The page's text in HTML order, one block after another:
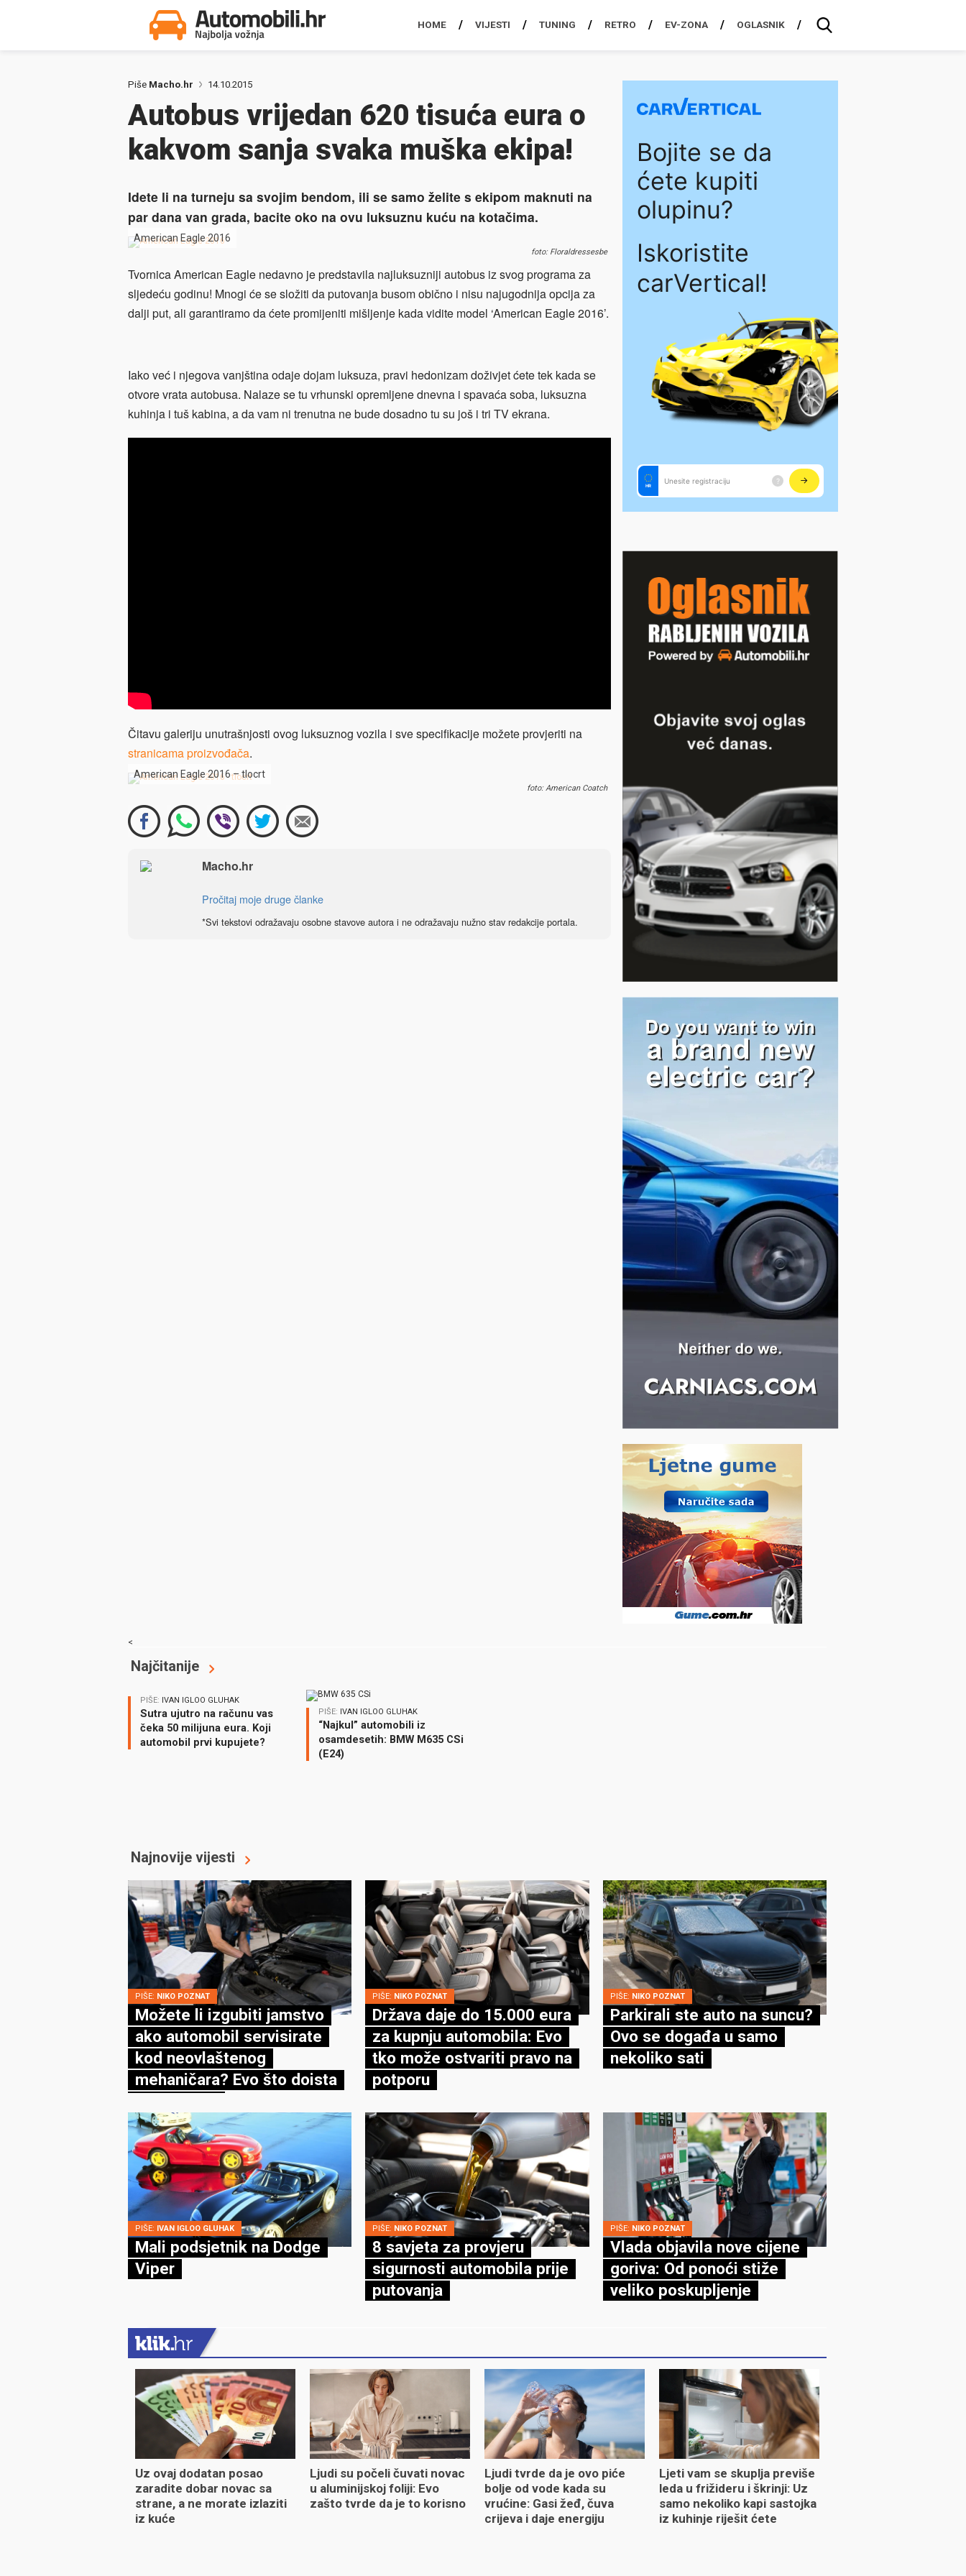
HOME VIJESTI TUNING RETRO EV-ZONA OGLASNIK
Piše Macho.hr 14.10.2015
Autobus vrijedan 620 tisuća eura o
kakvom sanja svaka muška ekipa!
Idete li na turneju sa svojim bendom, ili se samo želite s ekipom maknuti na
par dana van grada, bacite oko na ovu luksuznu kuću na kotačima.
American Eagle 2016
foto: Floraldressesbe
Tvornica American Eagle nedavno je predstavila najluksuzniji autobus iz svog programa za
sljedeću godinu! Mnogi će se složiti da putovanja busom obično i nisu najugodnija opcija za
dalji put, ali garantiramo da ćete promijeniti mišljenje kada vidite model ‘American Eagle 2016’.
Iako već i njegova vanjština odaje dojam luksuza, pravi hedonizam doživjet ćete tek kada se
otvore vrata autobusa. Nalaze se tu vrhunski opremljene dnevna i spavaća soba, luksuzna
kuhinja i tuš kabina, a da vam ni trenutna ne bude dosadno tu su još i tri TV ekrana.
Čitavu galeriju unutrašnjosti ovog luksuznog vozila i sve specifikacije možete provjeriti na
stranicama proizvođača.
American Eagle 2016 – tlocrt
foto: American Coatch
Macho.hr
Pročitaj moje druge članke
*Svi tekstovi odražavaju osobne stavove autora i ne odražavaju nužno stav redakcije portala.
<
Najčitanije
PIŠE: IVAN IGLOO GLUHAK
Sutra ujutro na računu vas
čeka 50 milijuna eura. Koji
automobil prvi kupujete?
PIŠE: IVAN IGLOO GLUHAK
“Najkul” automobili iz
osamdesetih: BMW M635 CSi
(E24)
Najnovije vijesti
PIŠE: NIKO POZNAT
Možete li izgubiti jamstvo
ako automobil servisirate
kod neovlaštenog
mehaničara? Evo što doista
PIŠE: NIKO POZNAT
Država daje do 15.000 eura
za kupnju automobila: Evo
tko može ostvariti pravo na
potporu
PIŠE: NIKO POZNAT
Parkirali ste auto na suncu?
Ovo se događa u samo
nekoliko sati
PIŠE: IVAN IGLOO GLUHAK
Mali podsjetnik na Dodge
Viper
PIŠE: NIKO POZNAT
8 savjeta za provjeru
sigurnosti automobila prije
putovanja
PIŠE: NIKO POZNAT
Vlada objavila nove cijene
goriva: Od ponoći stiže
veliko poskupljenje
Uz ovaj dodatan posao
zaradite dobar novac sa
strane, a ne morate izlaziti
iz kuće
Ljudi su počeli čuvati novac
u aluminijskoj foliji: Evo
zašto tvrde da je to korisno
Ljudi tvrde da je ovo piće
bolje od vode kada su
vrućine: Gasi žeđ, čuva
crijeva i daje energiju
Ljeti vam se skuplja previše
leda u frižideru i škrinji: Uz
samo nekoliko kapi sastojka
iz kuhinje riješit ćete